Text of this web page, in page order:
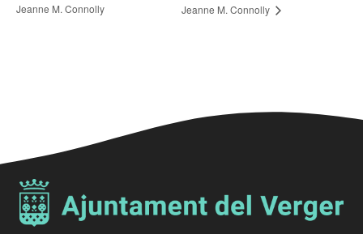
Jeanne M. Connolly
Jeanne M. Connolly